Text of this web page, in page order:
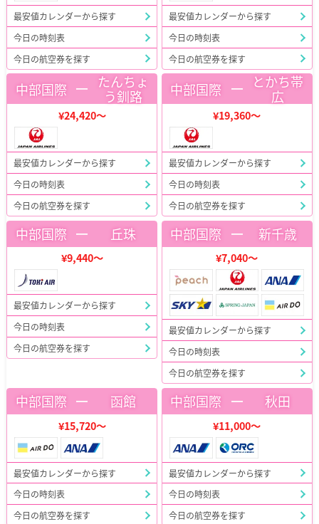
最安値カレンダーから探す
今日の時刻表
今日の航空券を探す
最安値カレンダーから探す
今日の時刻表
今日の航空券を探す
中部国際 ー
たんちょ
う釧路
¥24,420～
最安値カレンダーから探す
今日の時刻表
今日の航空券を探す
中部国際 ー
とかち帯
広
¥19,360～
最安値カレンダーから探す
今日の時刻表
今日の航空券を探す
中部国際 ー 丘珠
¥9,440～
最安値カレンダーから探す
今日の時刻表
今日の航空券を探す
中部国際 ー 新千歳
¥7,040～
最安値カレンダーから探す
今日の時刻表
今日の航空券を探す
中部国際 ー 函館
¥15,720～
最安値カレンダーから探す
今日の時刻表
今日の航空券を探す
中部国際 ー 秋田
¥11,000～
最安値カレンダーから探す
今日の時刻表
今日の航空券を探す